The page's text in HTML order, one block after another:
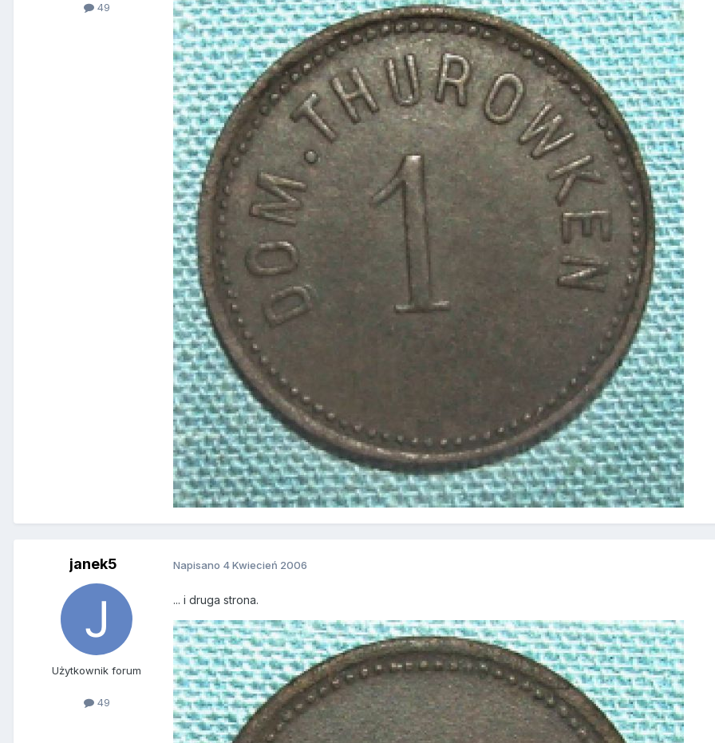
49
janek5
Użytkownik forum
49
Napisano 4 Kwiecień 2006
... i druga strona.